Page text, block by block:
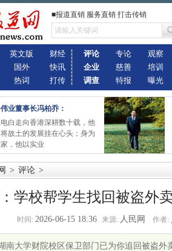
■报道直销 服务直销 打击传销
英文版
国外
热词
财经
快讯
打传
评论
企业
调查
专论
慈善
特报
观察
培训
曝光
业董事长冯柏乔：
白走向香港深耕数十载，他
故土的发展挂在心头；身为
，他以实业
> 评论 >
学校帮学生找回被盗外
时间: 2026-06-15 18:36 来源: 人民网 作者:
南大学财院校区保卫部门已为你追回被盗